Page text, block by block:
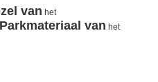
van het
van het